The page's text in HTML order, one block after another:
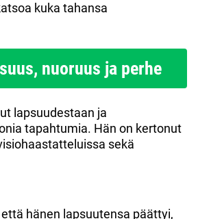
kuka tahansa
nuoruus ja perhe
lapsuudestaan ja
tapahtumia. Hän on kertonut
sekä
hänen lapsuutensa päättyi,